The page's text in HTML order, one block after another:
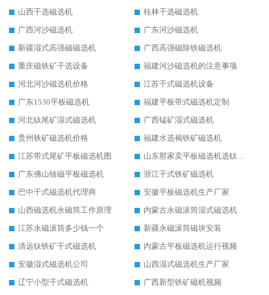
山西干选磁选机
桂林干选磁选机
广西河沙磁选机
广东河沙磁选机
新疆湿式高强磁磁选机
广西高强磁除铁磁选机
重庆磁铁矿干选设备
福建河沙磁选机的注意事项
河北河沙磁选机价格
江苏干式磁选机设备
广东1530平板磁选机
福建平板带式磁选机定制
河北钛尾矿湿式磁选机
广西锰矿湿式磁选机
贵州铁矿磁选机价格
福建水选褐铁矿磁选机
江苏带式尾矿平板磁选机图
山东那家卖平板磁选机选钛矿用
广东佛山钕磁平板磁选机
浙江干式铁矿磁选机
巴中干式磁选机代理商
安徽平板磁选机生产厂家
山西磁选机永磁筒工作原理
内蒙古永磁滚筒湿式磁选机
江苏永磁滚筒多少钱一个
新疆永磁滚筒磁块安装
清远钛铁矿干式磁选机
内蒙古平板磁选机运行视频
安徽湿式磁选机公司
山西湿式磁选机生产厂家
辽宁小型干式磁选机
广西新型铁矿磁机视频